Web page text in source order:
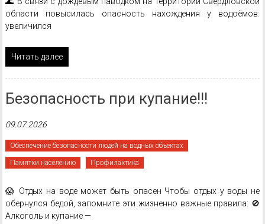
области повысилась опасность нахождения у водоёмов:
увеличился
Читать далее
Безопасность при купание!!!
09.07.2026
Обеспечение безопасности людей на водных объектах
Памятки населению Профилактика
😱 Отдых на воде может быть опасен Чтобы отдых у воды не
обернулся бедой, запомните эти жизненно важные правила: 🚫
Алкоголь и купание —